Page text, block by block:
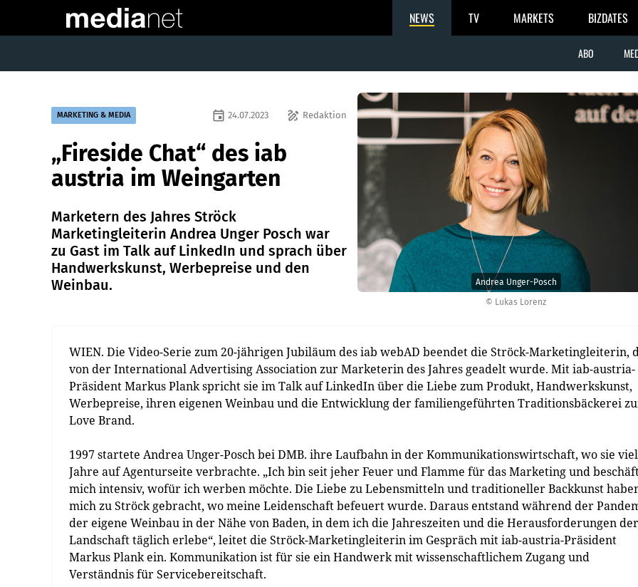
NEWS TV MARKETS BIZDATES
ABO
© Lukas Lorenz
Andrea Unger-Posch
MARKETING & MEDIA draw Redaktion
event 24.07.2023
„Fireside Chat“ des iab
austria im Weingarten
Marketern des Jahres Ströck
Marketingleiterin Andrea Unger Posch war
zu Gast im Talk auf LinkedIn und sprach über
Handwerkskunst, Werbepreise und den
Weinbau.
WIEN. Die Video-Serie zum 20-jährigen Jubiläum desiab webAD beendet die Ströck-Marketingleiterin,
von der International Advertising Association zur Marketerin des Jahres geadelt wurde. Mitiab-austria-
Präsident Markus Plank spricht sie im Talk auf LinkedIn über die Liebe zum Produkt, Handwerkskunst,
Werbepreise, ihren eigenen Weinbau und die Entwicklung der familiengeführten Traditionsbäckerei
Love Brand.
1997 startete Andrea Unger-Posch bei DMB. ihre Laufbahn in der Kommunikationswirtschaft, wo sie
Jahre auf Agenturseite verbrachte. „Ich bin seit jeher Feuer und Flamme für das Marketing und
mich intensiv, wofür ich werben möchte. Die Liebe zu Lebensmitteln und traditioneller Backkunst
mich zu Ströck gebracht, wo meine Leidenschaft befeuert wurde. Daraus entstand während der
der eigene Weinbau in der Nähe von Baden, in dem ich die Jahreszeiten und die Herausforderungen der
Landschaft täglich erlebe“, leitet die Ströck-Marketingleiterin im Gespräch mit iab-austria-Präsident
Markus Plank ein. Kommunikation ist für sie ein Handwerk mit wissenschaftlichem Zugang und
Verständnis für Servicebereitschaft.